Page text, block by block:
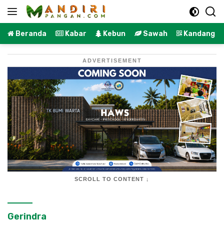
Langsung
Beranda Kabar Kebun Sawah Kandang
ADVERTISEMENT
SCROLL TO CONTENT ↓
Gerindra